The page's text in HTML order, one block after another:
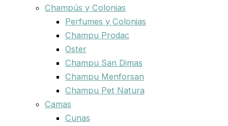
Champús y Colonias
Perfumes y Colonias
Champu Prodac
Oster
Champu San Dimas
Champu Menforsan
Champu Pet Natura
Camas
Cunas